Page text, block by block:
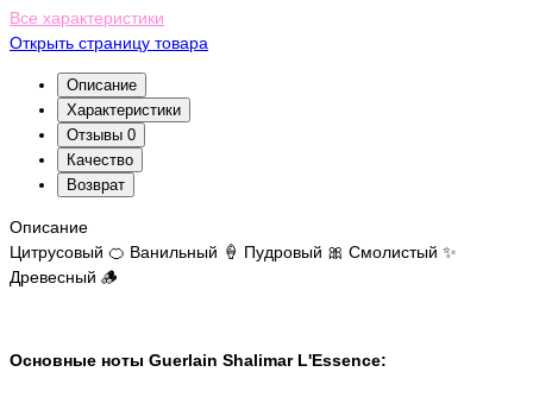
Все характеристики
Открыть страницу товара
Описание
Характеристики
Отзывы 0
Качество
Возврат
Описание
Цитрусовый 🍊 Ванильный 🍦 Пудровый 🎀 Смолистый ✨
Древесный 🪵
Основные ноты Guerlain Shalimar L'Essence: